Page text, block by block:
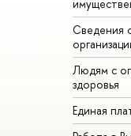
Сведения
Людям с
здоровья
Единая